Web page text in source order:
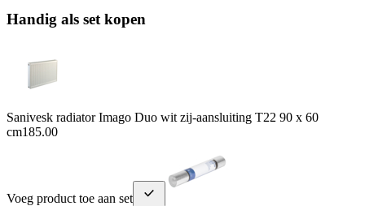
Handig als set kopen
Sanivesk radiator Imago Duo wit zij-aansluiting T22 90 x 60
cm185.00
Voeg product toe aan set